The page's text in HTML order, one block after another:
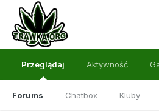
Przeglądaj
Forums Chatbox Kluby
Aktywność